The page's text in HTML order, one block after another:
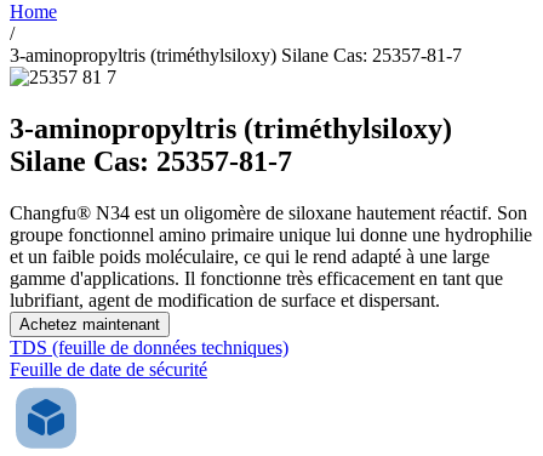
Home
/
3-aminopropyltris (triméthylsiloxy) Silane Cas: 25357-81-7
3-aminopropyltris (triméthylsiloxy)
Silane Cas: 25357-81-7
Changfu® N34 est un oligomère de siloxane hautement réactif. Son
groupe fonctionnel amino primaire unique lui donne une hydrophilie
et un faible poids moléculaire, ce qui le rend adapté à une large
gamme d'applications. Il fonctionne très efficacement en tant que
lubrifiant, agent de modification de surface et dispersant.
Achetez maintenant
TDS (feuille de données techniques)
Feuille de date de sécurité